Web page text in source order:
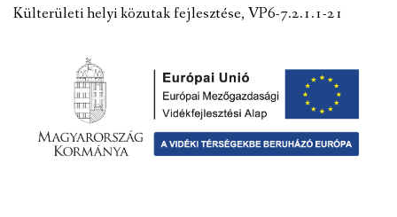
Külterületi helyi közutak fejlesztése, VP6-7.2.1.1-21